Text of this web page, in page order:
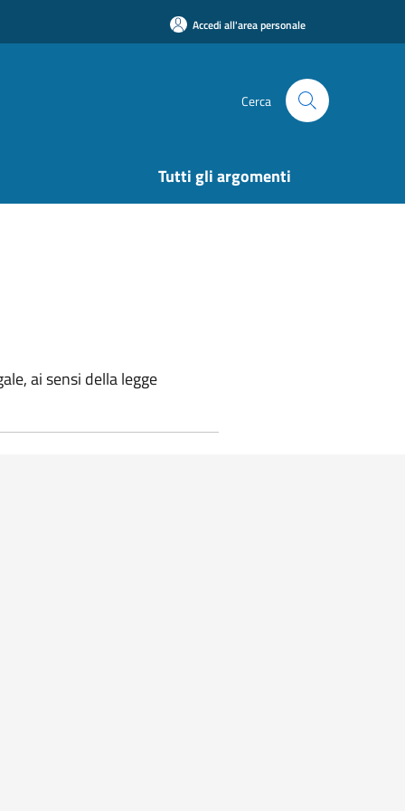
Accedi all'area personale
Cerca
Tutti gli argomenti
ai sensi della legge